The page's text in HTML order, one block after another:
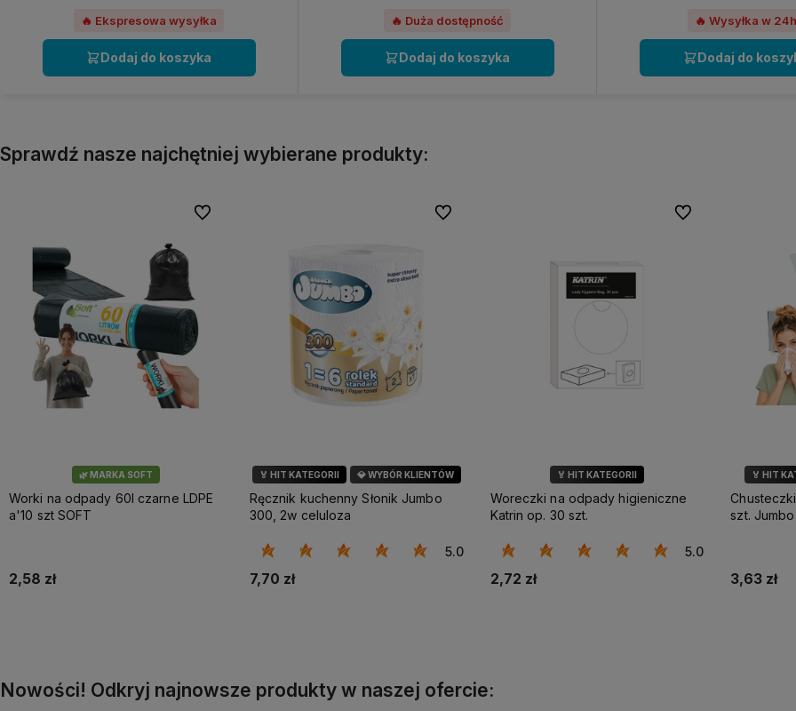
🔥 Ekspresowa wysyłka
Dodaj do koszyka
🔥 Duża dostępność
Dodaj do koszyka
🔥 Wysyłka w 24h
Dodaj do
Sprawdź nasze najchętniej wybierane produkty:
🌿 MARKA SOFT
Worki na odpady 60l czarne LDPE
a'10 szt SOFT
2,58 zł
Do ulubionych
🏅 HIT KATEGORII 💎 WYBÓR KLIENTÓW
Ręcznik kuchenny Słonik Jumbo
300, 2w celuloza
5.0
7,70 zł
Do ulubionych
🏅 HIT KATEGORII
Woreczki na odpady higieniczne
Katrin op. 30 szt.
5.0
2,72 zł
Do ulubionych
🏅 HIT
szt. Jumbo
3,63 zł
Nowości! Odkryj najnowsze produkty w naszej ofercie: